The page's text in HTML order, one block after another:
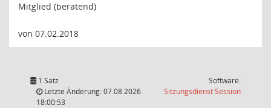
Mitglied (beratend)
von 07.02.2018
1 Satz
Letzte Änderung: 07.08.2026
18:00:53
Software:
SitzungsdienstSession(Wird in